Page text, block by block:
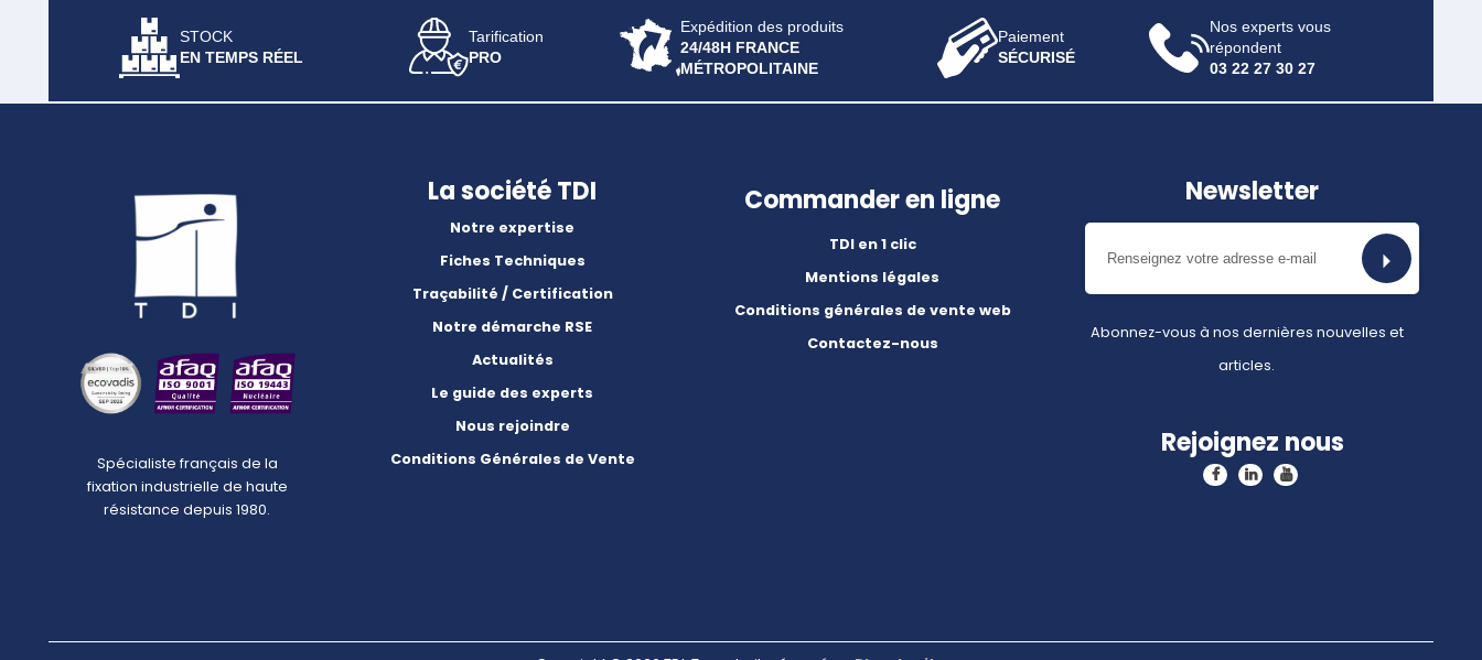
STOCK
EN TEMPS RÉEL
Tarification
PRO
Expédition des produits
24/48H FRANCE
MÉTROPOLITAINE
Paiement
SÉCURISÉ
Nos experts vous
répondent
03 22 27 30 27
Spécialiste français de la
fixation industrielle de haute
résistance depuis 1980.
La société TDI
Notre expertise
Fiches Techniques
Traçabilité / Certification
Notre démarche RSE
Actualités
Le guide des experts
Nous rejoindre
Conditions Générales de Vente
Commander en ligne
TDI en 1 clic
Mentions légales
Conditions générales de vente web
Contactez-nous
Newsletter
Abonnez-vous à nos dernières nouvelles et
articles.
Rejoignez nous